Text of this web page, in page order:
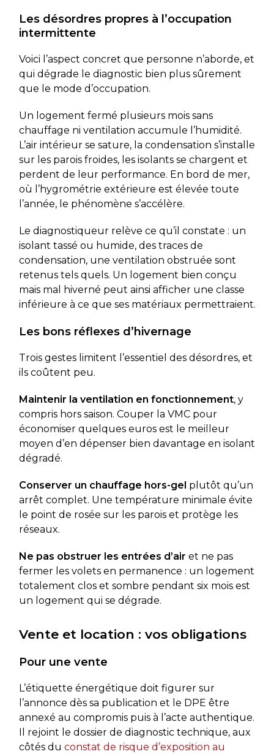
Les désordres propres à l’occupation
intermittente
Voici l’aspect concret que personne n’aborde, et
qui dégrade le diagnostic bien plus sûrement
que le mode d’occupation.
Un logement fermé plusieurs mois sans
chauffage ni ventilation accumule l’humidité.
L’air intérieur se sature, la condensation s’installe
sur les parois froides, les isolants se chargent et
perdent de leur performance. En bord de mer,
où l’hygrométrie extérieure est élevée toute
l’année, le phénomène s’accélère.
Le diagnostiqueur relève ce qu’il constate : un
isolant tassé ou humide, des traces de
condensation, une ventilation obstruée sont
retenus tels quels. Un logement bien conçu
mais mal hiverné peut ainsi afficher une classe
inférieure à ce que ses matériaux permettraient.
Les bons réflexes d’hivernage
Trois gestes limitent l’essentiel des désordres, et
ils coûtent peu.
Maintenir la ventilation en fonctionnement, y
compris hors saison. Couper la VMC pour
économiser quelques euros est le meilleur
moyen d’en dépenser bien davantage en isolant
dégradé.
Conserver un chauffage hors-gel plutôt qu’un
arrêt complet. Une température minimale évite
le point de rosée sur les parois et protège les
réseaux.
Ne pas obstruer les entrées d’air et ne pas
fermer les volets en permanence : un logement
totalement clos et sombre pendant six mois est
un logement qui se dégrade.
Vente et location : vos obligations
Pour une vente
L’étiquette énergétique doit figurer sur
l’annonce dès sa publication et le DPE être
annexé au compromis puis à l’acte authentique.
Il rejoint le dossier de diagnostic technique, aux
côtés du constat de risque d’exposition au